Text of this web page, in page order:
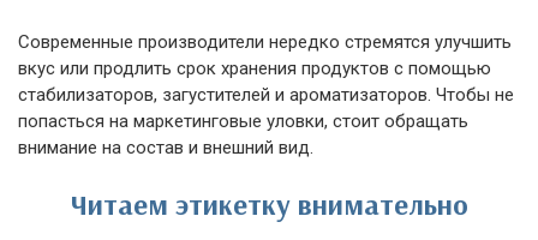
Современные производители нередко стремятся улучшить
вкус или продлить срок хранения продуктов с помощью
стабилизаторов, загустителей и ароматизаторов. Чтобы не
попасться на маркетинговые уловки, стоит обращать
внимание на состав и внешний вид.
Читаем этикетку внимательно